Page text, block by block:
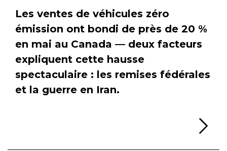
Les ventes de véhicules zéro
émission ont bondi de près de 20 %
en mai au Canada — deux facteurs
expliquent cette hausse
spectaculaire : les remises fédérales
et la guerre en Iran.